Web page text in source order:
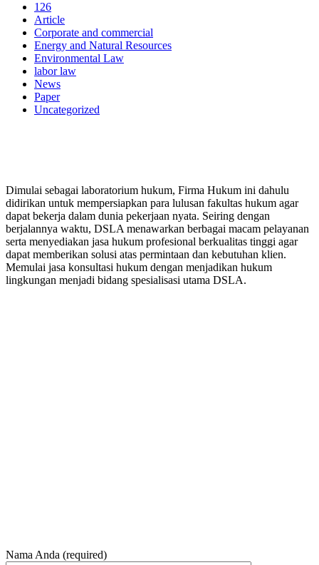
126
Article
Corporate and commercial
Energy and Natural Resources
Environmental Law
labor law
News
Paper
Uncategorized
Dimulai sebagai laboratorium hukum, Firma Hukum ini dahulu
didirikan untuk mempersiapkan para lulusan fakultas hukum agar
dapat bekerja dalam dunia pekerjaan nyata. Seiring dengan
berjalannya waktu, DSLA menawarkan berbagai macam pelayanan
serta menyediakan jasa hukum profesional berkualitas tinggi agar
dapat memberikan solusi atas permintaan dan kebutuhan klien.
Memulai jasa konsultasi hukum dengan menjadikan hukum
lingkungan menjadi bidang spesialisasi utama DSLA.
Nama Anda (required)